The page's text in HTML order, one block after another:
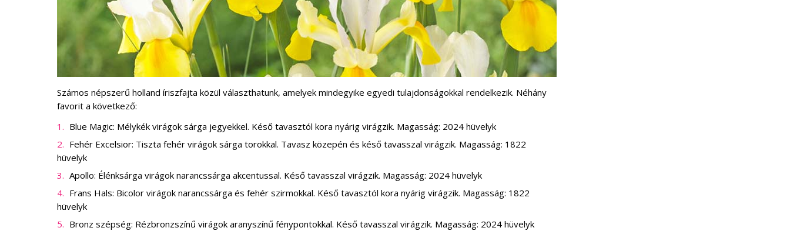
Számos népszerű holland íriszfajta közül választhatunk, amelyek mindegyike egyedi tulajdonságokkal rendelkezik. Néhány
favorit a következő:
Blue Magic: Mélykék virágok sárga jegyekkel. Késő tavasztól kora nyárig virágzik. Magasság: 2024 hüvelyk
Fehér Excelsior: Tiszta fehér virágok sárga torokkal. Tavasz közepén és késő tavasszal virágzik. Magasság: 1822
hüvelyk
Apollo: Élénksárga virágok narancssárga akcentussal. Késő tavasszal virágzik. Magasság: 2024 hüvelyk
Frans Hals: Bicolor virágok narancssárga és fehér szirmokkal. Késő tavasztól kora nyárig virágzik. Magasság: 1822
hüvelyk
Bronz szépség: Rézbronzszínű virágok aranyszínű fénypontokkal. Késő tavasszal virágzik. Magasság: 2024 hüvelyk